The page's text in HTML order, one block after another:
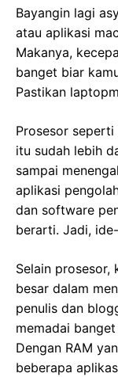
Bayangin lagi
atau aplikasi
Makanya,
banget biar
Pastikan
Prosesor
itu sudah lebih
sampai
aplikasi
dan software
berarti. Jadi,
Selain prosesor,
besar dalam
penulis dan
memadai
Dengan RAM
beberapa